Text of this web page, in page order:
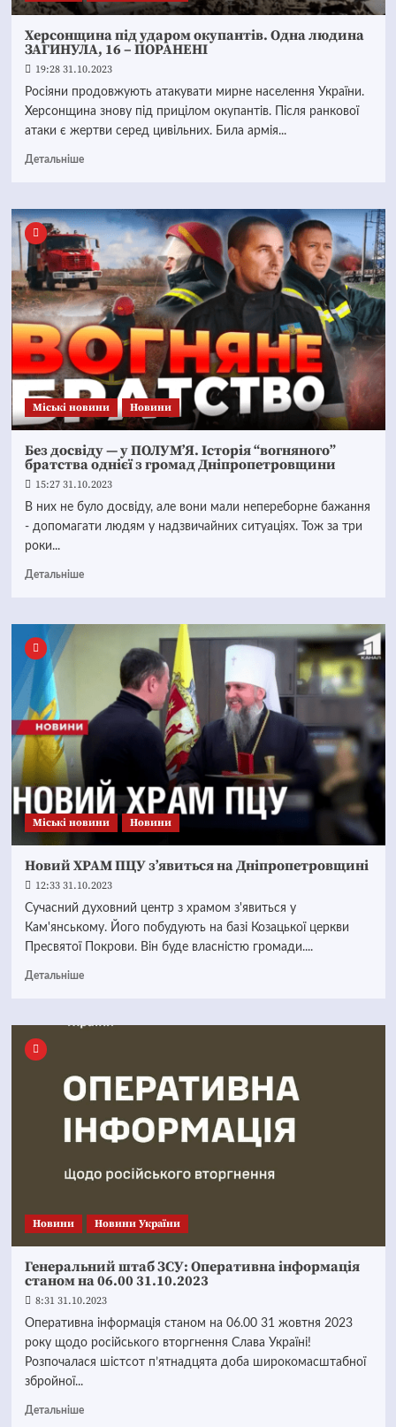
Херсонщина під ударом окупантів. Одна людина
ЗАГИНУЛА, 16 – ПОРАНЕНІ
19:28 31.10.2023
Росіяни продовжують атакувати мирне населення України.
Херсонщина знову під прицілом окупантів. Після ранкової
атаки є жертви серед цивільних. Била армія...
Детальніше
Mіські новини Новини
Без досвіду — у ПОЛУМ’Я. Історія “вогняного”
братства однієї з громад Дніпропетровщини
15:27 31.10.2023
В них не було досвіду, але вони мали непереборне бажання
- допомагати людям у надзвичайних ситуаціях. Тож за три
роки...
Детальніше
Mіські новини Новини
Новий ХРАМ ПЦУ з’явиться на Дніпропетровщині
12:33 31.10.2023
Сучасний духовний центр з храмом з'явиться у
Кам'янському. Його побудують на базі Козацької церкви
Пресвятої Покрови. Він буде власністю громади....
Детальніше
Новини Новини України
Генеральний штаб ЗСУ: Оперативна інформація
станом на 06.00 31.10.2023
8:31 31.10.2023
Оперативна інформація станом на 06.00 31 жовтня 2023
року щодо російського вторгнення Слава Україні!
Розпочалася шістсот п’ятнадцята доба широкомасштабної
збройної...
Детальніше